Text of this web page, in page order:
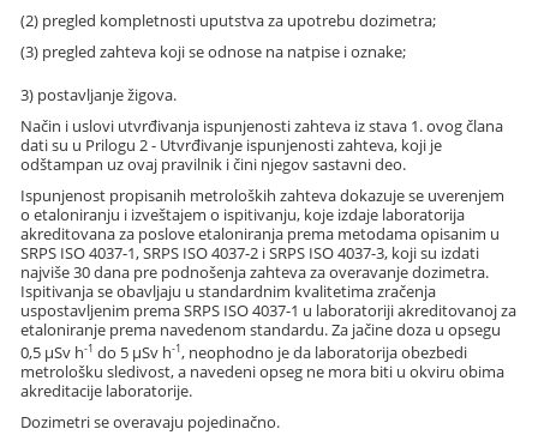
(2) pregled kompletnosti uputstva za upotrebu dozimetra;
(3) pregled zahteva koji se odnose na natpise i oznake;
3) postavljanje žigova.
Način i uslovi utvrđivanja ispunjenosti zahteva iz stava 1. ovog člana
dati su u Prilogu 2 - Utvrđivanje ispunjenosti zahteva, koji je
odštampan uz ovaj pravilnik i čini njegov sastavni deo.
Ispunjenost propisanih metroloških zahteva dokazuje se uverenjem
o etaloniranju i izveštajem o ispitivanju, koje izdaje laboratorija
akreditovana za poslove etaloniranja prema metodama opisanim u
SRPS ISO 4037-1, SRPS ISO 4037-2 i SRPS ISO 4037-3, koji su izdati
najviše 30 dana pre podnošenja zahteva za overavanje dozimetra.
Ispitivanja se obavljaju u standardnim kvalitetima zračenja
uspostavljenim prema SRPS ISO 4037-1 u laboratoriji akreditovanoj za
etaloniranje prema navedenom standardu. Za jačine doza u opsegu
0,5 µSv h-1 do 5 µSv h-1, neophodno je da laboratorija obezbedi
metrološku sledivost, a navedeni opseg ne mora biti u okviru obima
akreditacije laboratorije.
Dozimetri se overavaju pojedinačno.